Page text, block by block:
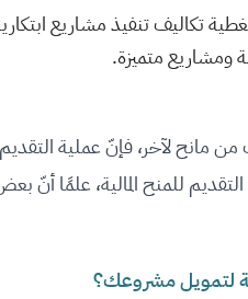
تكاليف تنفيذ مشاريع
ومشاريع متميزة.
من مانح لآخر، فإنّ عملية
للمنح المالية، علمًا
لتمويل مشروعك؟